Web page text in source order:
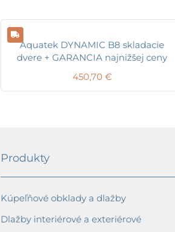
Aquatek DYNAMIC B8 skladacie
dvere + GARANCIA najnižšej ceny
450,70 €
Produkty
Kúpeľňové obklady a dlažby
Dlažby interiérové a exteriérové